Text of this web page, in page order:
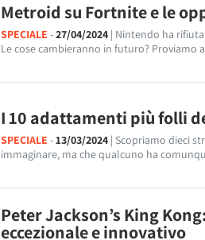
Metroid su Fortnite e le
SPECIALE -27/04/2024 | Nintendo ha
Le cose cambieranno in futuro? Proviamo
I 10 adattamenti più folli
SPECIALE -13/03/2024 | Scopriamo dieci
immaginare, ma che qualcuno ha
Peter Jackson’s King
eccezionale e innovativo